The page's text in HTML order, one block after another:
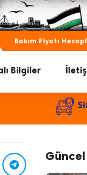
Bakım Fiyatı
Bilgiler
Güncel